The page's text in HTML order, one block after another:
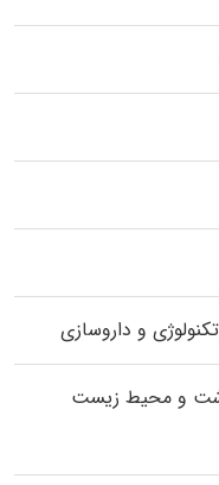
و داروسازی
و محیط زیست